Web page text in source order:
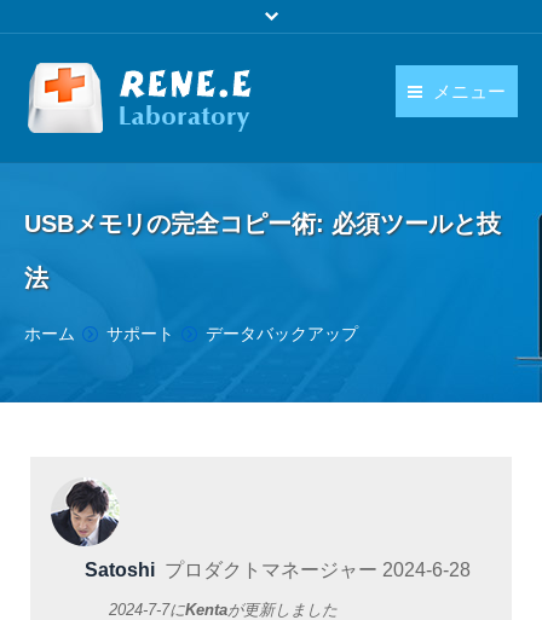
メニュー
ダウンロード
操作ガイド
日本語
language
USBメモリの完全コピー術: 必須ツールと技
法
You are here:
ホーム サポート データバックアップ
Satoshi プロダクトマネージャー 2024-6-28
2024-7-7にKentaが更新しました